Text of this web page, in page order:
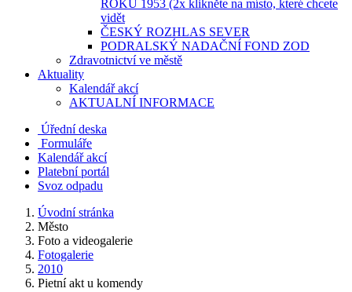
ROKU 1953 (2x klikněte na místo, které chcete
vidět
ČESKÝ ROZHLAS SEVER
PODRALSKÝ NADAČNÍ FOND ZOD
Zdravotnictví ve městě
Aktuality
Kalendář akcí
AKTUALNÍ INFORMACE
Úřední deska
Formuláře
Kalendář akcí
Platební portál
Svoz odpadu
Úvodní stránka
Město
Foto a videogalerie
Fotogalerie
2010
Pietní akt u komendy